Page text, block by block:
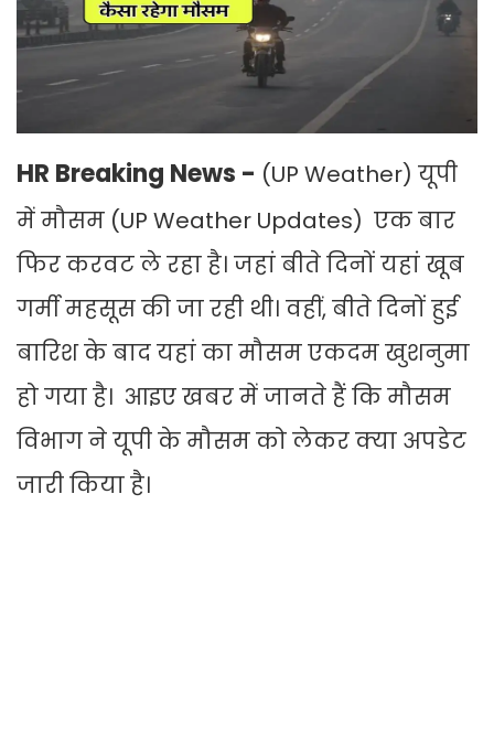
HR Breaking News - (UP Weather) यूपी
में मौसम (UP Weather Updates) एक बार
फिर करवट ले रहा है। जहां बीते दिनों यहां खूब
गर्मी महसूस की जा रही थी। वहीं, बीते दिनों हुई
बारिश के बाद यहां का मौसम एकदम खुशनुमा
हो गया है। आइए खबर में जानते हैं कि मौसम
विभाग ने यूपी के मौसम को लेकर क्या अपडेट
जारी किया है।